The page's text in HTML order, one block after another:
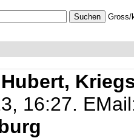
Gross/
Hubert,
16:27.